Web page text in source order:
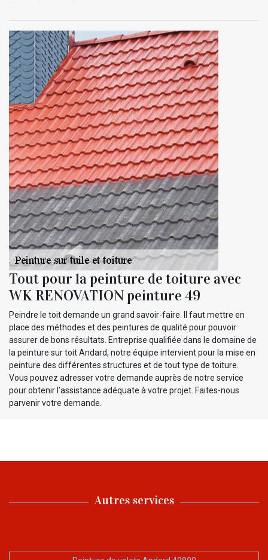
Tout pour la peinture de toiture avec
WK RENOVATION peinture 49
Peindre le toit demande un grand savoir-faire. Il faut mettre en
place des méthodes et des peintures de qualité pour pouvoir
assurer de bons résultats. Entreprise qualifiée dans le domaine de
la peinture sur toit Andard, notre équipe intervient pour la mise en
peinture des différentes structures et de tout type de toiture.
Vous pouvez adresser votre demande auprès de notre service
pour obtenir l’assistance adéquate à votre projet. Faites-nous
parvenir votre demande.
Autres services